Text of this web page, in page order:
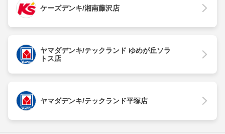
ケーズデンキ/湘南藤沢店
ヤマダデンキ/テックランド ゆめが丘ソラ
トス店
ヤマダデンキ/テックランド平塚店